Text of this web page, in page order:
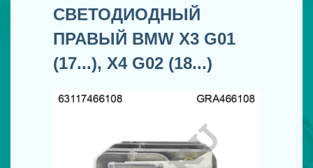
СВЕТОДИОДНЫЙ
ПРАВЫЙ BMW X3 G01
(17...), X4 G02 (18...)